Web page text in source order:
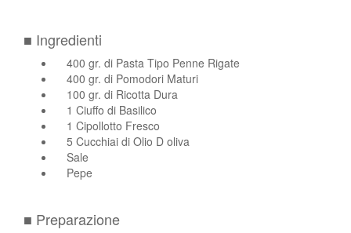
■ Ingredienti
400 gr. di Pasta Tipo Penne Rigate
400 gr. di Pomodori Maturi
100 gr. di Ricotta Dura
1 Ciuffo di Basilico
1 Cipollotto Fresco
5 Cucchiai di Olio D oliva
Sale
Pepe
■ Preparazione